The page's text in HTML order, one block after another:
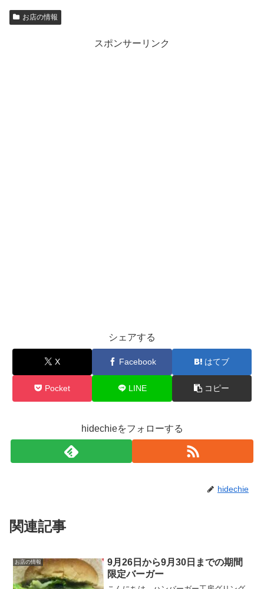
お店の情報
スポンサーリンク
シェアする
X Facebook はてブ
Pocket LINE コピー
hidechieをフォローする
hidechie
関連記事
お店の情報
9月26日から9月30日までの期間
限定バーガー